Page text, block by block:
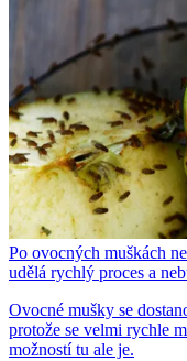
Po ovocných muškách
udělá rychlý proces a
Ovocné mušky se
protože se velmi rychle
možností tu ale je.